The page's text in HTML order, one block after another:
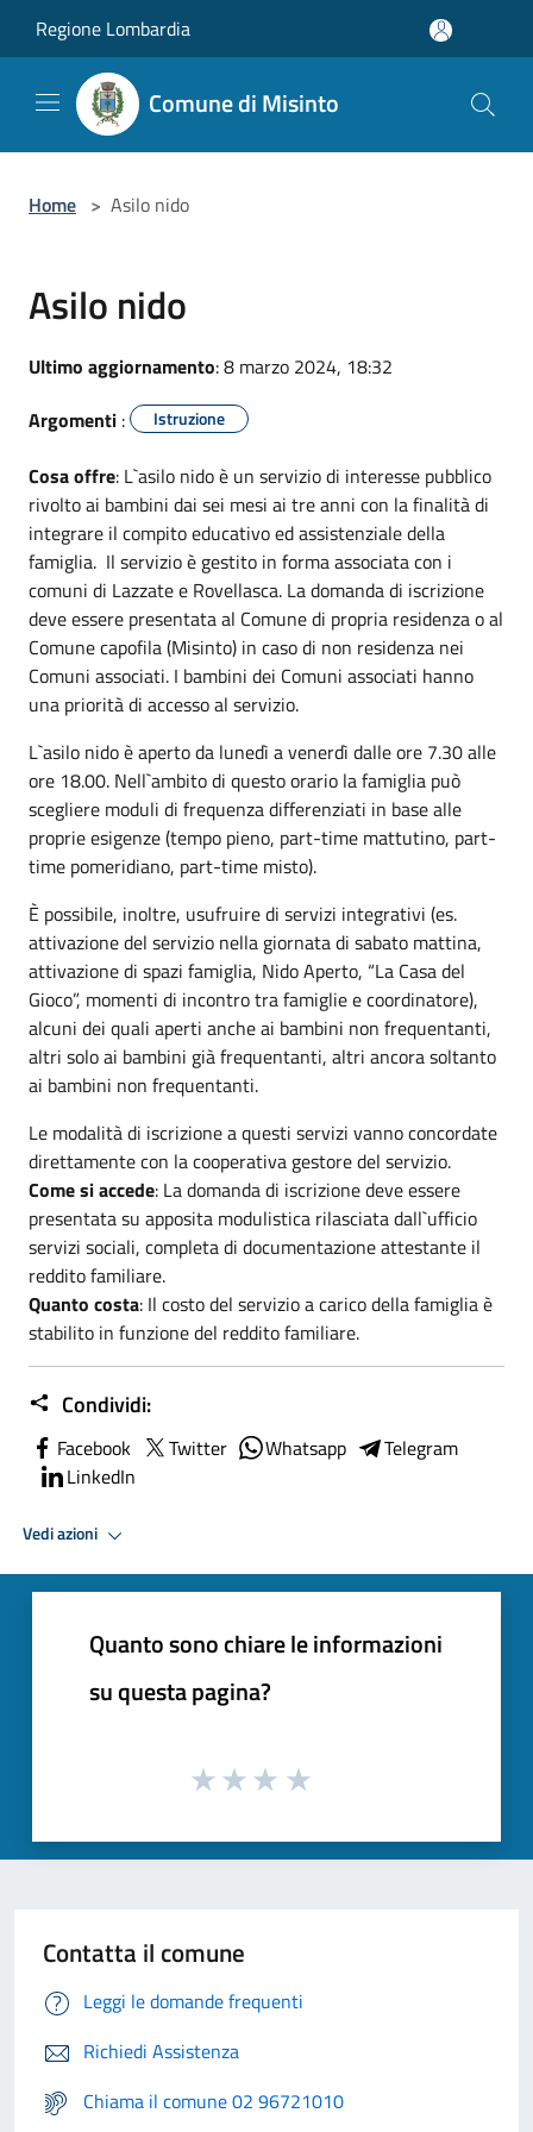
Regione Lombardia
Comune di Misinto
Home > Asilo nido
Asilo nido
Ultimo aggiornamento: 8 marzo 2024, 18:32
Argomenti : Istruzione
Cosa offre: L`asilo nido è un servizio di interesse pubblico
rivolto ai bambini dai sei mesi ai tre anni con la finalità di
integrare il compito educativo ed assistenziale della
famiglia. Il servizio è gestito in forma associata con i
comuni di Lazzate e Rovellasca. La domanda di iscrizione
deve essere presentata al Comune di propria residenza o al
Comune capofila (Misinto) in caso di non residenza nei
Comuni associati. I bambini dei Comuni associati hanno
una priorità di accesso al servizio.
L`asilo nido è aperto da lunedì a venerdì dalle ore 7.30 alle
ore 18.00. Nell`ambito di questo orario la famiglia può
scegliere moduli di frequenza differenziati in base alle
proprie esigenze (tempo pieno, part-time mattutino, part-
time pomeridiano, part-time misto).
È possibile, inoltre, usufruire di servizi integrativi (es.
attivazione del servizio nella giornata di sabato mattina,
attivazione di spazi famiglia, Nido Aperto, “La Casa del
Gioco”, momenti di incontro tra famiglie e coordinatore),
alcuni dei quali aperti anche ai bambini non frequentanti,
altri solo ai bambini già frequentanti, altri ancora soltanto
ai bambini non frequentanti.
Le modalità di iscrizione a questi servizi vanno concordate
direttamente con la cooperativa gestore del servizio.
Come si accede: La domanda di iscrizione deve essere
presentata su apposita modulistica rilasciata dall`ufficio
servizi sociali, completa di documentazione attestante il
reddito familiare.
Quanto costa: Il costo del servizio a carico della famiglia è
stabilito in funzione del reddito familiare.
Condividi:
Facebook Twitter Whatsapp
Telegram
LinkedIn
Vedi azioni
Quanto sono chiare le informazioni
su questa pagina?
Contatta il comune
Leggi le domande frequenti
Richiedi Assistenza
Chiama il comune 02 96721010